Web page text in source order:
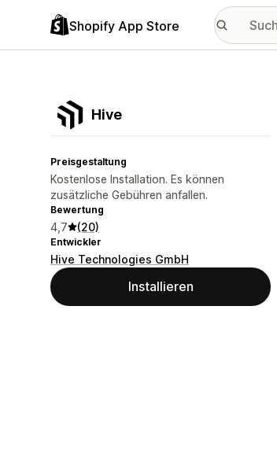
Shopify App Store
Hive
Preisgestaltung
Kostenlose Installation. Es können
zusätzliche Gebühren anfallen.
Bewertung
4,7 (20)
Entwickler
Hive Technologies GmbH
Installieren